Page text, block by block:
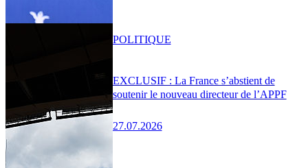
EXCLUSIF : La France s’abstient de
soutenir le nouveau directeur de l’APPF
27.07.2026
POLITIQUE